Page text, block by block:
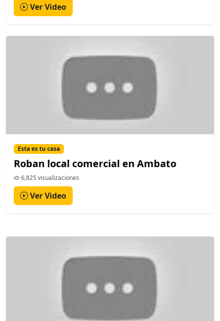
Ver Video
Esta es tu casa
Roban local comercial en Ambato
6,825 visualizaciones
Ver Video